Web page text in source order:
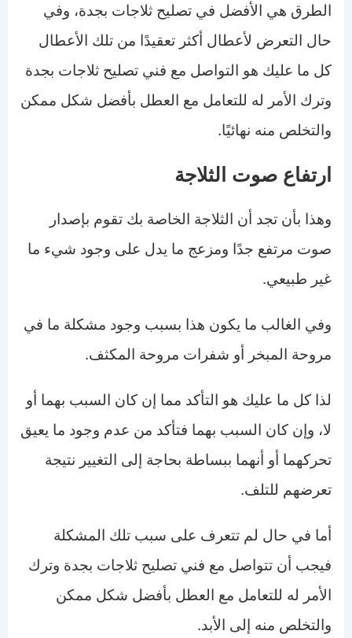
الطرق هي الأفضل في تصليح ثلاجات بجدة، وفي
حال التعرض لأعطال أكثر تعقيدًا من تلك الأعطال
كل ما عليك هو التواصل مع فني تصليح ثلاجات بجدة
وترك الأمر له للتعامل مع العطل بأفضل شكل ممكن
والتخلص منه نهائيًا.
ارتفاع صوت الثلاجة
وهذا بأن تجد أن الثلاجة الخاصة بك تقوم بإصدار
صوت مرتفع جدًا ومزعج ما يدل على وجود شيء ما
غير طبيعي.
وفي الغالب ما يكون هذا بسبب وجود مشكلة ما في
مروحة المبخر أو شفرات مروحة المكثف.
لذا كل ما عليك هو التأكد مما إن كان السبب بهما أو
لا، وإن كان السبب بهما فتأكد من عدم وجود ما يعيق
تحركهما أو أنهما ببساطة بحاجة إلى التغيير نتيجة
تعرضهم للتلف.
أما في حال لم تتعرف على سبب تلك المشكلة
فيجب أن تتواصل مع فني تصليح ثلاجات بجدة وترك
الأمر له للتعامل مع العطل بأفضل شكل ممكن
والتخلص منه إلى الأبد.